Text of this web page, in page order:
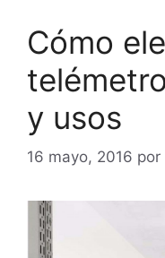
Cómo
y usos
16 mayo, 2016 por